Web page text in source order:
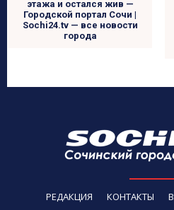
этажа и остался жив —
Городской портал Сочи |
Sochi24.tv — все новости
города
РЕДАКЦИЯ КОНТАКТЫ